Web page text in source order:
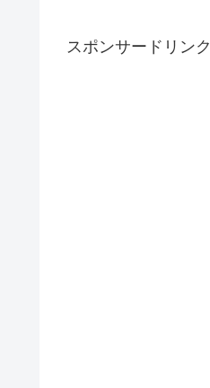
スポンサードリンク